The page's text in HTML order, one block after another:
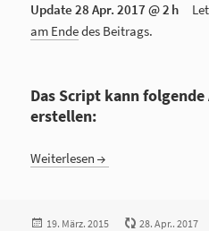
Update28 Apr. 2017 @ 2 h
am Endedes Beitrags.
Das Script kann
erstellen:
Weiterlesen
Veröffentlicht
19. März. 2015 28. Apr.. 2017